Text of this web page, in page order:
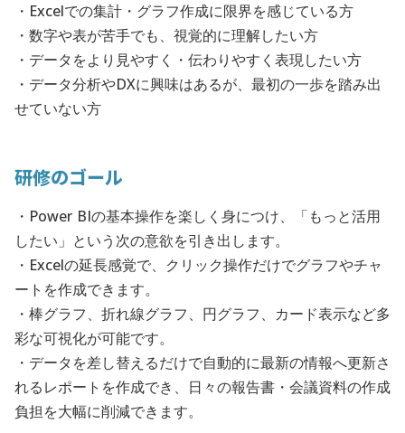
・Excelでの集計・グラフ作成に限界を感じている方
・数字や表が苦手でも、視覚的に理解したい方
・データをより見やすく・伝わりやすく表現したい方
・データ分析やDXに興味はあるが、最初の一歩を踏み出
せていない方
研修のゴール
・Power BIの基本操作を楽しく身につけ、「もっと活用
したい」という次の意欲を引き出します。
・Excelの延長感覚で、クリック操作だけでグラフやチャ
ートを作成できます。
・棒グラフ、折れ線グラフ、円グラフ、カード表示など多
彩な可視化が可能です。
・データを差し替えるだけで自動的に最新の情報へ更新さ
れるレポートを作成でき、日々の報告書・会議資料の作成
負担を大幅に削減できます。